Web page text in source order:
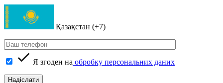
Қазақстан (+7)
Я згоден на обробку персональних даних